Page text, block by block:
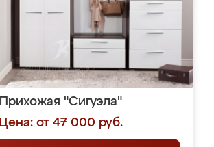
Прихожая "Сигуэла"
Цена: от 47 000 руб.